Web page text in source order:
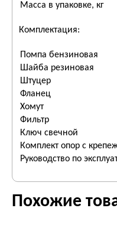
Масса в упаковке, кг
Комплектация:
Помпа бензиновая
Шайба резиновая
Штуцер
Фланец
Хомут
Фильтр
Ключ свечной
Комплект опор с
Руководство по
Похожие